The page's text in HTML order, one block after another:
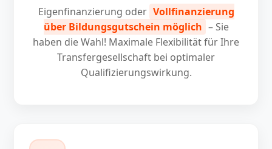
Eigenfinanzierung oder Vollfinanzierung
über Bildungsgutschein möglich – Sie
haben die Wahl! Maximale Flexibilität für Ihre
Transfergesellschaft bei optimaler
Qualifizierungswirkung.